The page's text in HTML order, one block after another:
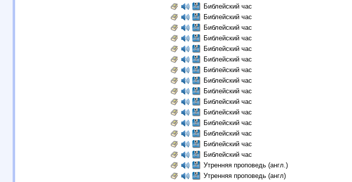
Библейский час
Библейский час
Библейский час
Библейский час
Библейский час
Библейский час
Библейский час
Библейский час
Библейский час
Библейский час
Библейский час
Библейский час
Библейский час
Библейский час
Библейский час
Утренняя проповедь (англ.)
Утренняя проповедь (англ)